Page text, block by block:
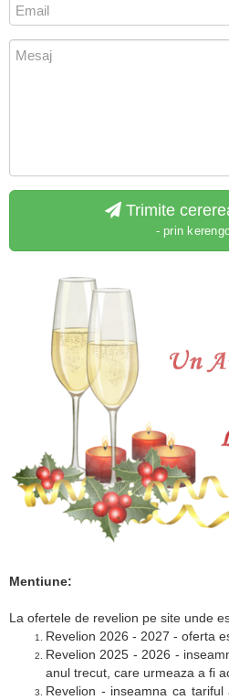
Trimite
- prin
Mentiune:
La ofertele de revelion pe site unde
Revelion 2026 - 2027 - oferta
Revelion 2025 - 2026 -
anul trecut, care urmeaza a fi
Revelion - inseamna ca